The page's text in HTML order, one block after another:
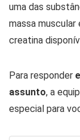
uma das
massa
creatina
Para responder
assunto, a
especial para